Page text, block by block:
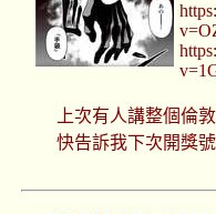
上次有人講整個倫
快告訴我下次開獎